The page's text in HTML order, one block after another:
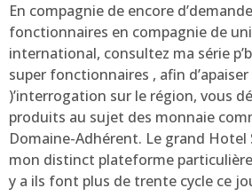
En compagnie de encore
fonctionnaires en compagnie de
international, consultez ma série
super fonctionnaires , afin
)’interrogation sur le région, vous
produits au sujet des monnaie
Domaine-Adhérent. Le grand Hotel
mon distinct plateforme
y a ils font plus de trente cycle ce